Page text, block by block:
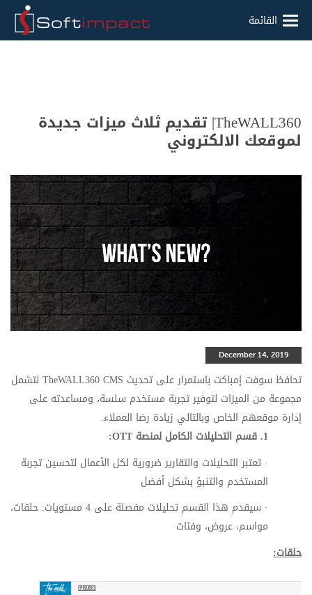
القائمة
TheWALL360| تقديم ثلاث ميزات جديدة
لموقعك الالكتروني
December 14, 2019
تحافظ سوفت إمباكت باستمرار على تحديث TheWALL360 CMS لتشمل
مجموعة من الميزات لتوفير تجربة مستخدم سلسة، ومساعدته على
إدارة موقعهم الخاص وبالتالي زيادة رضا العملاء.
1. قسم التحليلات الكامل لمنصة OTT
:
· تعتبر التحليلات والتقارير ضرورية لكل الأعمال لتحسين تجربة
المستخدم والتنبؤ بشكل أفضل
·
سيقدم هذا القسم تحليلات مفصلة على 4 مستويات: حلقات،
مواسم، عروض، وفئات
حلقات: